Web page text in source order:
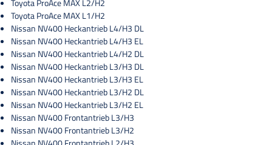
Toyota ProAce MAX L2/H2
Toyota ProAce MAX L1/H2
Nissan NV400 Heckantrieb L4/H3 DL
Nissan NV400 Heckantrieb L4/H3 EL
Nissan NV400 Heckantrieb L4/H2 DL
Nissan NV400 Heckantrieb L3/H3 DL
Nissan NV400 Heckantrieb L3/H3 EL
Nissan NV400 Heckantrieb L3/H2 DL
Nissan NV400 Heckantrieb L3/H2 EL
Nissan NV400 Frontantrieb L3/H3
Nissan NV400 Frontantrieb L3/H2